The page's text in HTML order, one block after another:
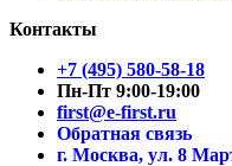
Контакты
+7 (495) 580-58-18
Пн-Пт 9:00-19:00
first@e-first.ru
Обратная связь
г. Москва, ул. 8